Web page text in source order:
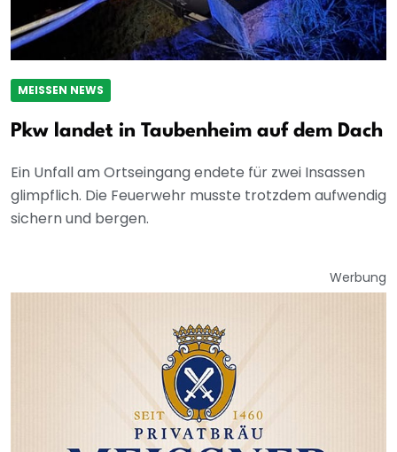
MEISSEN NEWS
Pkw landet in Taubenheim auf dem Dach
Ein Unfall am Ortseingang endete für zwei Insassen
glimpflich. Die Feuerwehr musste trotzdem aufwendig
sichern und bergen.
Werbung